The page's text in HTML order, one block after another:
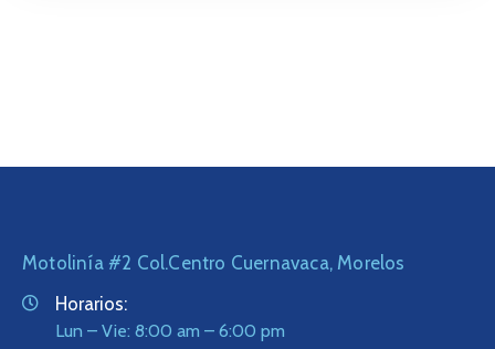
Motolinía #2 Col.Centro Cuernavaca, Morelos
Horarios:
Lun – Vie: 8:00 am – 6:00 pm